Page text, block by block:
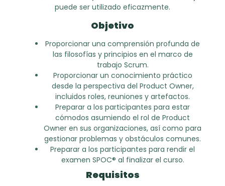
puede ser utilizado eficazmente.
Objetivo
Proporcionar una comprensión profunda de
las filosofías y principios en el marco de
trabajo Scrum.
Proporcionar un conocimiento práctico
desde la perspectiva del Product Owner,
incluidos roles, reuniones y artefactos.
Preparar a los participantes para estar
cómodos asumiendo el rol de Product
Owner en sus organizaciones, así como para
gestionar problemas y obstáculos comunes.
Preparar a los participantes para rendir el
examen SPOC® al finalizar el curso.
Requisitos